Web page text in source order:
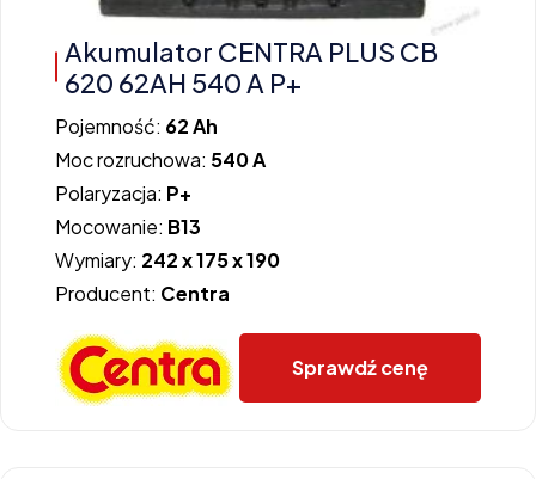
Akumulator CENTRA PLUS CB
620 62AH 540 A P+
Pojemność: 62 Ah
Moc rozruchowa: 540 A
Polaryzacja: P+
Mocowanie: B13
Wymiary: 242 x 175 x 190
Producent: Centra
Sprawdź cenę